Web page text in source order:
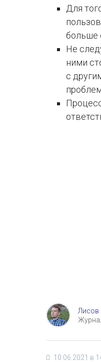
Для
больше
Не
ними
с
Лисов
10.06.2021 в